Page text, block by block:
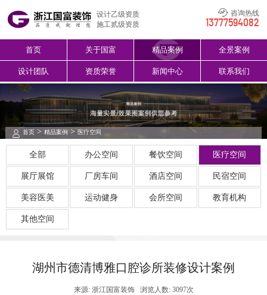
设计乙级资质
施工贰级资质
咨询热线
13777594082
首页 关于国富 精品案例 全景案例
设计团队 资质荣誉 新闻中心 联系我们
首页> 精品案例> 医疗空间
全部 办公空间 餐饮空间 医疗空间
展厅展馆 厂房车间 酒店空间 民宿空间
美容医美 运动健身 会所空间 教育机构
其他空间
湖州市德清博雅口腔诊所装修设计案例
来源: 浙江国富装饰 浏览人数: 3097次